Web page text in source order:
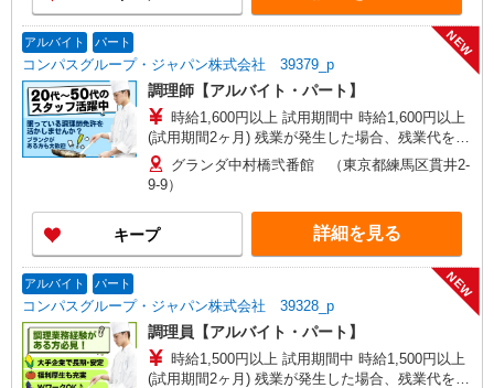
アルバイト パート
コンパスグループ・ジャパン株式会社 39379_p
NEW
調理師【アルバイト・パート】
時給1,600円以上 試用期間中 時給1,600円以上
(試用期間2ヶ月) 残業が発生した場合、残業代を1
分単位で別途支給します。
グランダ中村橋弐番館 （東京都練馬区貫井2-
9-9）
キープ 詳細を見る
アルバイト パート
コンパスグループ・ジャパン株式会社 39328_p
NEW
調理員【アルバイト・パート】
時給1,500円以上 試用期間中 時給1,500円以上
(試用期間2ヶ月) 残業が発生した場合、残業代を1